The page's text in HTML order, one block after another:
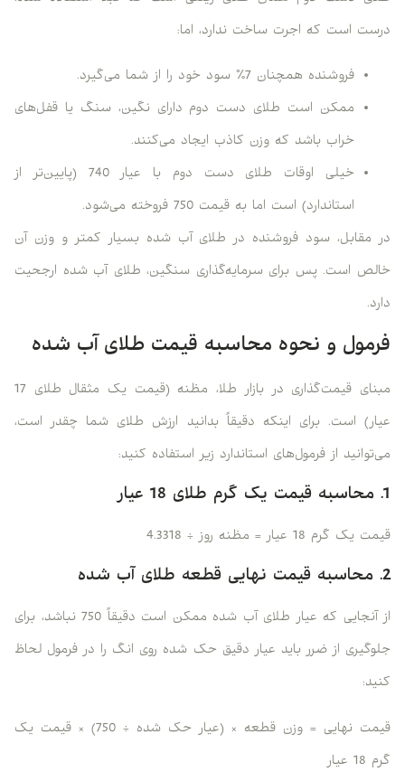
درست است که اجرت ساخت ندارد، اما:
فروشنده همچنان 7% سود خود را از شما می‌گیرد.
ممکن است طلای دست دوم دارای نگین، سنگ یا قفل‌های
خراب باشد که وزن کاذب ایجاد می‌کنند.
خیلی اوقات طلای دست دوم با عیار 740 (پایین‌تر از
استاندارد) است اما به قیمت 750 فروخته می‌شود.
در مقابل، سود فروشنده در طلای آب شده بسیار کمتر و وزن آن
خالص است. پس برای سرمایه‌گذاری سنگین، طلای آب شده ارجحیت
دارد.
فرمول و نحوه محاسبه قیمت طلای آب شده
مبنای قیمت‌گذاری در بازار طلا، مظنه (قیمت یک مثقال طلای 17
عیار) است. برای اینکه دقیقاً بدانید ارزش طلای شما چقدر است،
می‌توانید از فرمول‌های استاندارد زیر استفاده کنید:
1. محاسبه قیمت یک گرم طلای 18 عیار
قیمت یک گرم 18 عیار = مظنه روز ÷ 4.3318
2. محاسبه قیمت نهایی قطعه طلای آب شده
از آنجایی که عیار طلای آب شده ممکن است دقیقاً 750 نباشد، برای
جلوگیری از ضرر باید عیار دقیق حک شده روی انگ را در فرمول لحاظ
کنید:
قیمت نهایی = وزن قطعه × (عیار حک شده ÷ 750) × قیمت یک
گرم 18 عیار